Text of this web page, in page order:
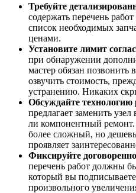
Требуйте
содержать перечень
список необходимых
ценами.
Установите лимит
при обнаружении
мастер обязан позвонить
озвучить стоимость,
устранению. Никаких
Обсуждайте технологию
предлагает заменить
ли компонентный ремонт.
более сложный, но
проявляет
Фиксируйте
перечень работ должны
который вы
произвольного